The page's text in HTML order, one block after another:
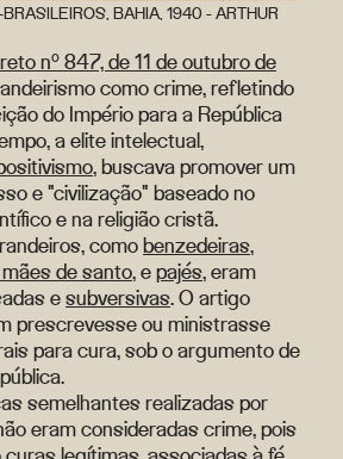
BAHIA, 1940 - ARTHUR
nº 847, de 11 de outubro de
como crime, refletindo
do Império para a República
a elite intelectual,
, buscava promover um
e "civilização" baseado no
e na religião cristã.
comobenzedeiras,
de santo, epajés, eram
esubversivas. O artigo
prescrevesse ou ministrasse
para cura, sob o argumento de
semelhantes realizadas por
eram consideradas crime, pois